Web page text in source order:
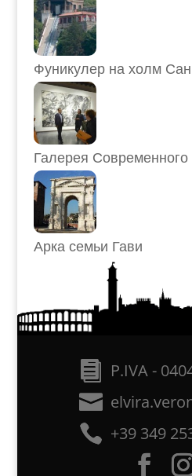
Фуникулер на холм
Галерея Современного
Арка семьи Гави
P.IVA -
+39 349